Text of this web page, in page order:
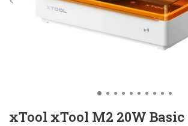
xTool xTool M2 20W Basic